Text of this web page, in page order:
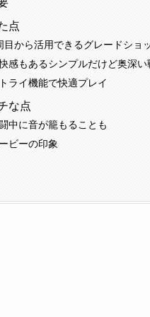
点
目から活用できるグレードショ
感もあるシンプルだけど奥深い
ライ機能で快適プレイ
な点
中に音が籠もることも
ビーの印象